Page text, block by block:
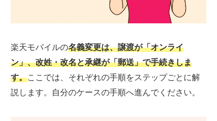
楽天モバイルの名義変更は、譲渡が「オンライ
ン」、改姓・改名と承継が「郵送」で手続きしま
す。ここでは、それぞれの手順をステップごとに解
説します。自分のケースの手順へ進んでください。